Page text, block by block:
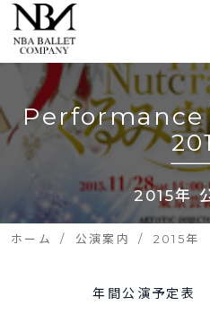
2015年
ホーム 公演案内 2015年
年間公演予定表